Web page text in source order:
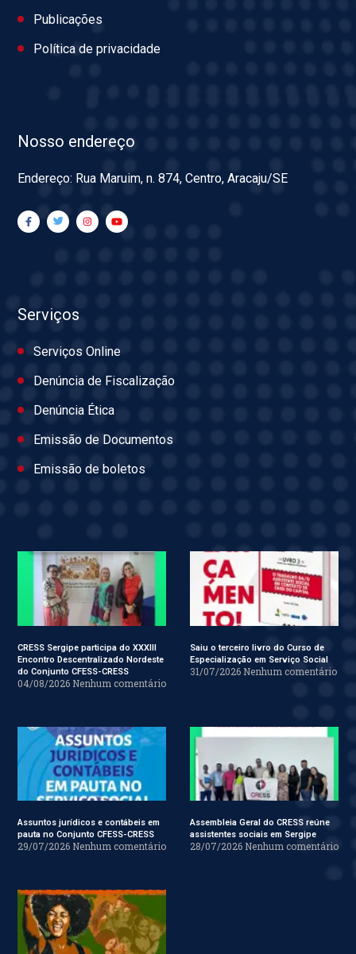
Publicações
Política de privacidade
Nosso endereço
Endereço: Rua Maruim, n. 874, Centro, Aracaju/SE
Serviços
Serviços Online
Denúncia de Fiscalização
Denúncia Ética
Emissão de Documentos
Emissão de boletos
CRESS Sergipe participa do XXXIII
Encontro Descentralizado Nordeste
do Conjunto CFESS-CRESS
04/08/2026 Nenhum comentário
Saiu o terceiro livro do Curso de
Especialização em Serviço Social
31/07/2026 Nenhum comentário
Assuntos jurídicos e contábeis em
pauta no Conjunto CFESS-CRESS
29/07/2026 Nenhum comentário
Assembleia Geral do CRESS reúne
assistentes sociais em Sergipe
28/07/2026 Nenhum comentário